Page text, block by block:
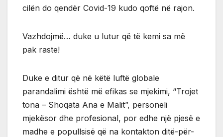
cilën do qendër Covid-19 kudo qoftë në rajon.
Vazhdojmë… duke u lutur që të kemi sa më
pak raste!
Duke e ditur që në këtë luftë globale
parandalimi është më efikas se mjekimi, “Trojet
tona – Shoqata Ana e Malit”, personeli
mjekësor dhe profesional, por edhe një pjesë e
madhe e popullsisë që na kontakton ditë-për-